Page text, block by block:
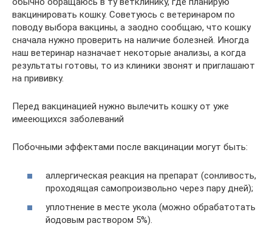
вакцинировать кошку. Советуюсь с ветеринаром по
поводу выбора вакцины, а заодно сообщаю, что кошку
сначала нужно проверить на наличие болезней. Иногда
наш ветеринар назначает некоторые анализы, а когда
результаты готовы, то из клиники звонят и приглашают
на прививку.
Перед вакцинацией нужно вылечить кошку от уже
имееющихся заболеваний
Побочными эффектами после вакцинации могут быть:
аллергическая реакция на препарат (сонливость,
проходящая самопроизвольно через пару дней);
уплотнение в месте укола (можно обрабатотать
йодовым раствором 5%).